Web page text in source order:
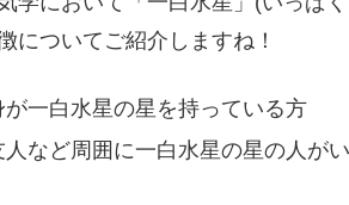
についてご紹介しますね！
が一白水星の星を持っている方
人など周囲に一白水星の星の人が